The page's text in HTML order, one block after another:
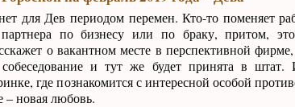
для Дев периодом перемен. Кто-то поменяет
по бизнесу или по браку, притом,
о вакантном месте в перспективной
и тут же будет принята в
где познакомится с интересной особой
– новая любовь.